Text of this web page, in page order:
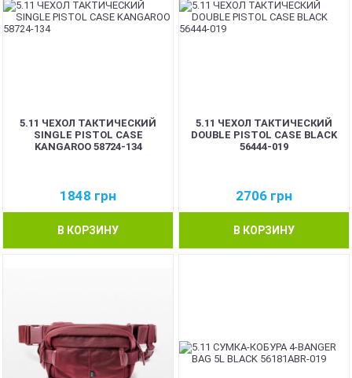
5.11 ЧЕХОЛ ТАКТИЧЕСКИЙ
SINGLE PISTOL CASE
KANGAROO 58724-134
1848 грн
В КОРЗИНУ
5.11 ЧЕХОЛ ТАКТИЧЕСКИЙ
DOUBLE PISTOL CASE BLACK
56444-019
2706 грн
В КОРЗИНУ